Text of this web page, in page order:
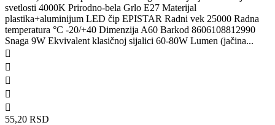
svetlosti 4000K Prirodno-bela Grlo E27 Materijal
plastika+aluminijum LED čip EPISTAR Radni vek 25000 Radna
temperatura °C -20/+40 Dimenzija A60 Barkod 8606108812990
Snaga 9W Ekvivalent klasičnoj sijalici 60-80W Lumen (jačina...





55,20 RSD